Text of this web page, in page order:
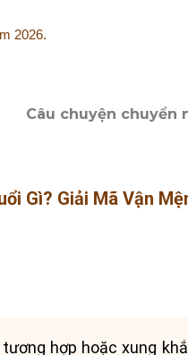
2026.
Câu chuyện chuyển
Gì? Giải Mã Vận
hợp hoặc xung